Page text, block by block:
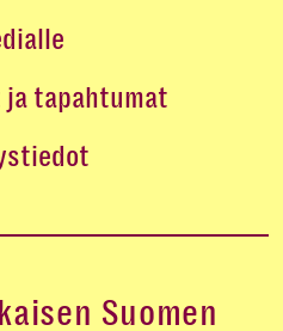
tapahtumat
Suomen